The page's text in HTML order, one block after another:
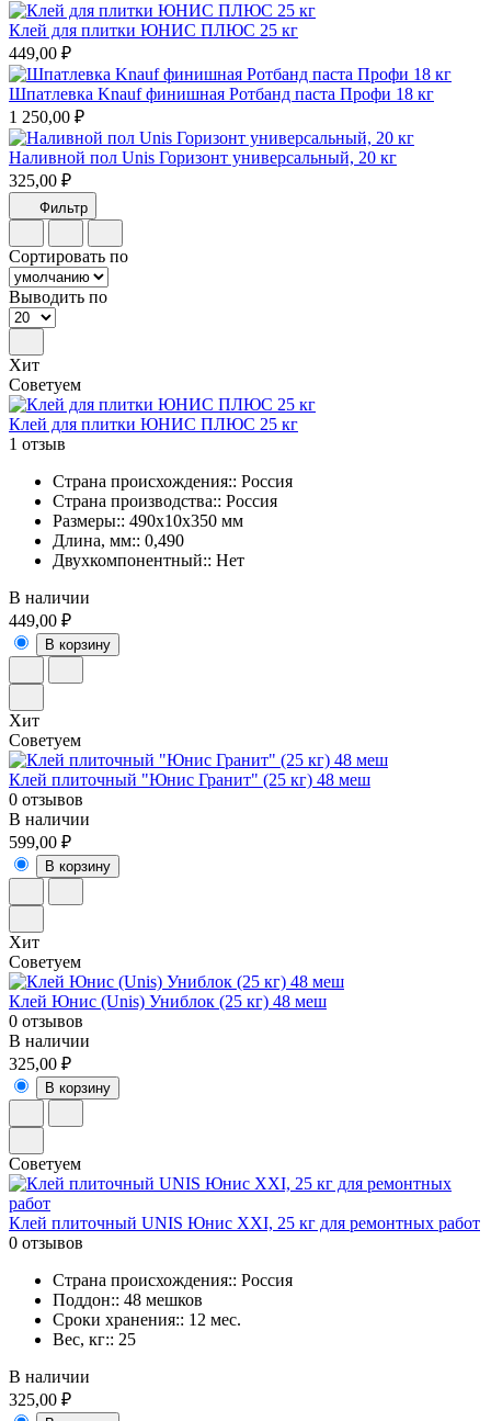
Клей для плитки ЮНИС ПЛЮС 25 кг
449,00 ₽
Шпатлевка Knauf финишная Ротбанд паста Профи 18 кг
1 250,00 ₽
Наливной пол Unis Горизонт универсальный, 20 кг
325,00 ₽
Фильтр
Сортировать по
Выводить по
Хит
Советуем
Клей для плитки ЮНИС ПЛЮС 25 кг
1 отзыв
Страна происхождения:: Россия
Страна производства:: Россия
Размеры:: 490х10х350 мм
Длина, мм:: 0,490
Двухкомпонентный:: Нет
В наличии
449,00 ₽
В корзину
Хит
Советуем
Клей плиточный "Юнис Гранит" (25 кг) 48 меш
0 отзывов
В наличии
599,00 ₽
В корзину
Хит
Советуем
Клей Юнис (Unis) Униблок (25 кг) 48 меш
0 отзывов
В наличии
325,00 ₽
В корзину
Советуем
Клей плиточный UNIS Юнис ХХI, 25 кг для ремонтных работ
0 отзывов
Страна происхождения:: Россия
Поддон:: 48 мешков
Сроки хранения:: 12 мес.
Вес, кг:: 25
В наличии
325,00 ₽